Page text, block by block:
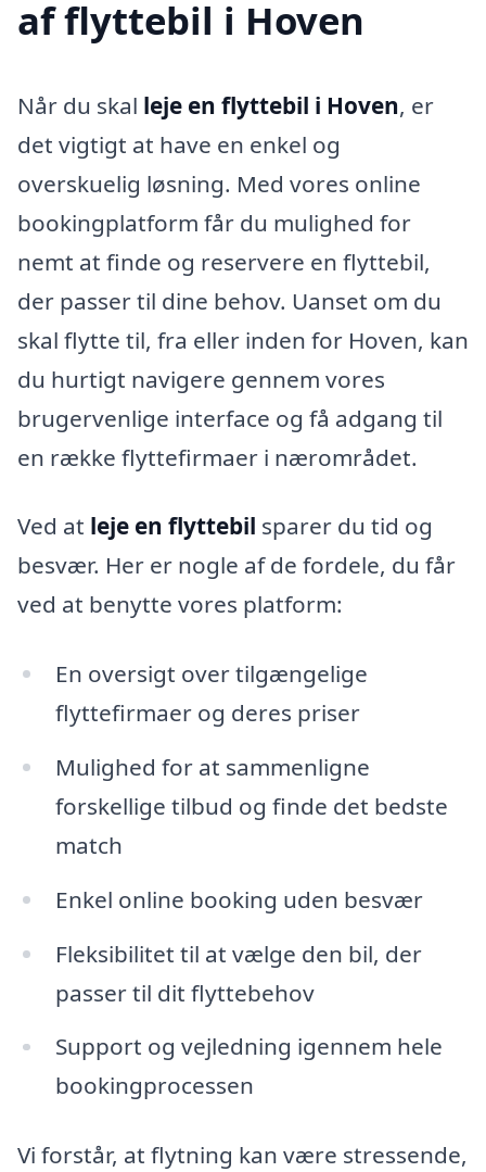
af flyttebil i Hoven
Når du skal leje en flyttebil i Hoven, er
det vigtigt at have en enkel og
overskuelig løsning. Med vores online
bookingplatform får du mulighed for
nemt at finde og reservere en flyttebil,
der passer til dine behov. Uanset om du
skal flytte til, fra eller inden for Hoven, kan
du hurtigt navigere gennem vores
brugervenlige interface og få adgang til
en række flyttefirmaer i nærområdet.
Ved at leje en flyttebil sparer du tid og
besvær. Her er nogle af de fordele, du får
ved at benytte vores platform:
En oversigt over tilgængelige
flyttefirmaer og deres priser
Mulighed for at sammenligne
forskellige tilbud og finde det bedste
match
Enkel online booking uden besvær
Fleksibilitet til at vælge den bil, der
passer til dit flyttebehov
Support og vejledning igennem hele
bookingprocessen
Vi forstår, at flytning kan være stressende,